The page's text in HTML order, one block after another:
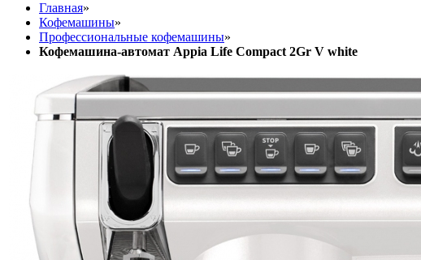
Главная»
Кофемашины»
Профессиональные кофемашины»
Кофемашина-автомат Appia Life Compact 2Gr V white